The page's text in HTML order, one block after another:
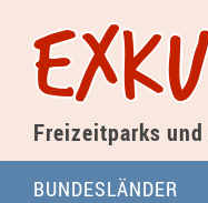
Freizeitparks
BUNDESLÄNDER